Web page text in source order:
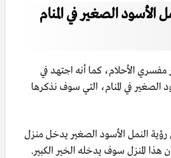
الأسود الصغير في المنام
الأحلام، كما أنه اجتهد في
الصغير في المنام، التي سوف نذكرها
النمل الأسود الصغير يدخل منزل
هذا المنزل سوف يدخله الخير الكبير.